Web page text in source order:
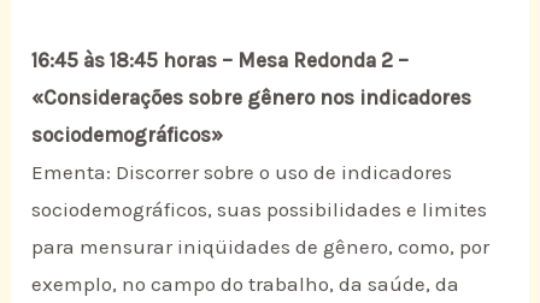
16:45 às 18:45 horas – Mesa Redonda 2 –
«Considerações sobre gênero nos indicadores
sociodemográficos»
Ementa: Discorrer sobre o uso de indicadores
sociodemográficos, suas possibilidades e limites
para mensurar iniqüidades de gênero, como, por
exemplo, no campo do trabalho, da saúde, da